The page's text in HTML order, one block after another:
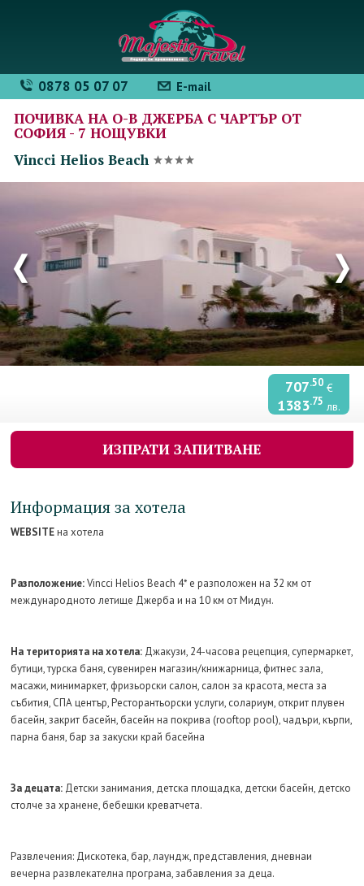
0878 05 07 07 E-mail
ПОЧИВКА НА О-В ДЖЕРБА С ЧАРТЪР ОТ
СОФИЯ - 7 НОЩУВКИ
Vincci Helios Beach
707.50€
1383.75 лв.
ИЗПРАТИ ЗАПИТВАНЕ
Информация за хотела
WEBSITEна хотела
Разположение:Vincci Helios Beach 4* е разположен на 32 км от
международното летище Джерба и на 10 км от Мидун.
На територията на хотела: Джакузи, 24-часова рецепция, супермаркет,
бутици, турска баня, сувенирен магазин/книжарница, фитнес зала,
масажи, минимаркет, фризьорски салон, салон за красота, места за
събития, СПА център, Ресторантьорски услуги, солариум, открит плувен
басейн, закрит басейн, басейн на покрива (rooftop pool), чадъри, кърпи,
парна баня, бар за закуски край басейна
За децата: Детски занимания, детска площадка, детски басейн, детско
столче за хранене, бебешки креватчета.
Развлечения: Дискотека, бар, лаундж, представления, дневнаи
вечерна развлекателна програма, забавления за деца.